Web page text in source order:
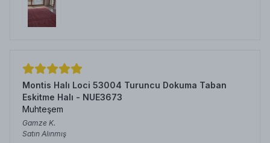
Montis Halı Loci 53004 Turuncu Dokuma Taban
Eskitme Halı - NUE3673
Muhteşem
Gamze K.
Satın Alınmış